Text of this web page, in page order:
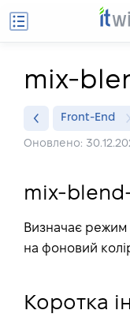
mix-
Front-End
Оновлено:
mix-
Визначає режим
на фоновий
Коротка